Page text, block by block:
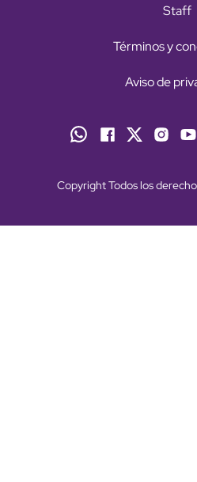
Staff
Términos y
Aviso de
Copyright Todos los